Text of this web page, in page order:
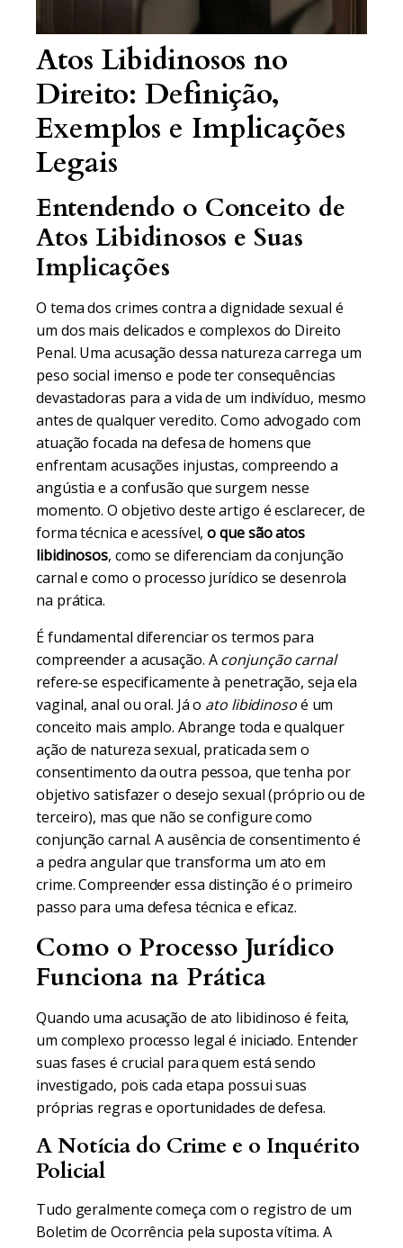
Atos Libidinosos no
Direito: Definição,
Exemplos e Implicações
Legais
Entendendo o Conceito de
Atos Libidinosos e Suas
Implicações
O tema dos crimes contra a dignidade sexual é
um dos mais delicados e complexos do Direito
Penal. Uma acusação dessa natureza carrega um
peso social imenso e pode ter consequências
devastadoras para a vida de um indivíduo, mesmo
antes de qualquer veredito. Como advogado com
atuação focada na defesa de homens que
enfrentam acusações injustas, compreendo a
angústia e a confusão que surgem nesse
momento. O objetivo deste artigo é esclarecer, de
forma técnica e acessível,o que são atos
libidinosos, como se diferenciam da conjunção
carnal e como o processo jurídico se desenrola
na prática.
É fundamental diferenciar os termos para
compreender a acusação. Aconjunção carnal
refere-se especificamente à penetração, seja ela
vaginal, anal ou oral. Já o ato libidinosoé um
conceito mais amplo. Abrange toda e qualquer
ação de natureza sexual, praticada sem o
consentimento da outra pessoa, que tenha por
objetivo satisfazer o desejo sexual (próprio ou de
terceiro), mas que não se configure como
conjunção carnal. A ausência de consentimento é
a pedra angular que transforma um ato em
crime. Compreender essa distinção é o primeiro
passo para uma defesa técnica e eficaz.
Como o Processo Jurídico
Funciona na Prática
Quando uma acusação de ato libidinoso é feita,
um complexo processo legal é iniciado. Entender
suas fases é crucial para quem está sendo
investigado, pois cada etapa possui suas
próprias regras e oportunidades de defesa.
A Notícia do Crime e o Inquérito
Policial
Tudo geralmente começa com o registro de um
Boletim de Ocorrência pela suposta vítima. A